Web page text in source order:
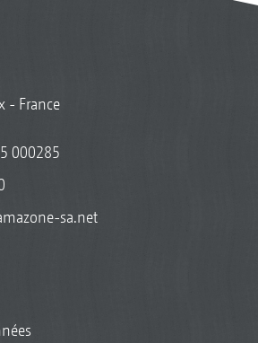
- France
000285
sa.net